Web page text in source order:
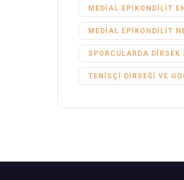
MEDIAL EPIKONDILIT
MEDIAL EPIKONDILIT
SPORCULARDA DIRSEK
TENISÇI DIRSEĞI VE